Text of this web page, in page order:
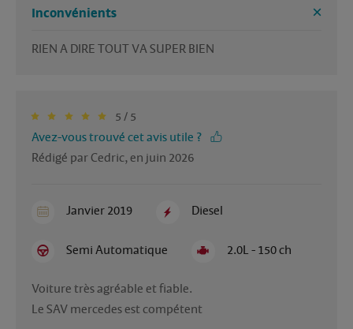
Inconvénients
RIEN A DIRE TOUT VA SUPER BIEN
5 / 5
Avez-vous trouvé cet avis utile ?
Rédigé par Cedric, en juin 2026
Janvier 2019 Diesel
Semi Automatique 2.0L - 150 ch
Voiture très agréable et fiable.
Le SAV mercedes est compétent